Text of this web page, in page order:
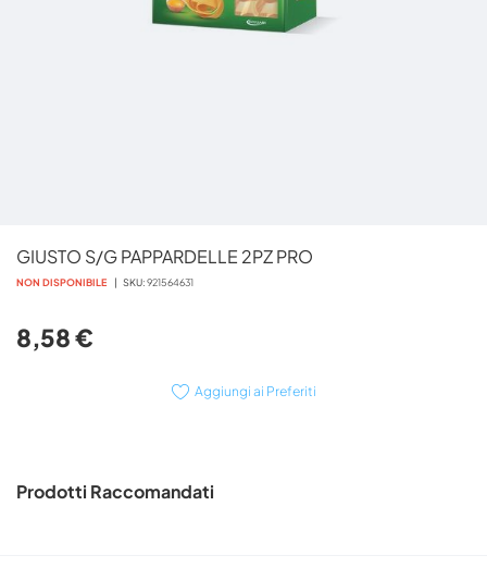
GIUSTO S/G PAPPARDELLE 2PZ PRO
NON DISPONIBILE SKU 921564631
8,58 €
Aggiungi ai Preferiti
all'inizio
della
immagini
Prodotti Raccomandati